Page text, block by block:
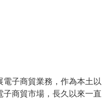
子商貿業務，作為本土以
商貿市場，長久以來一直